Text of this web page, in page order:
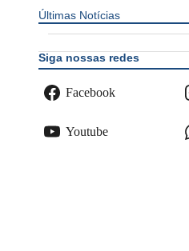
Últimas Notícias
Siga nossas redes
Facebook
Youtube